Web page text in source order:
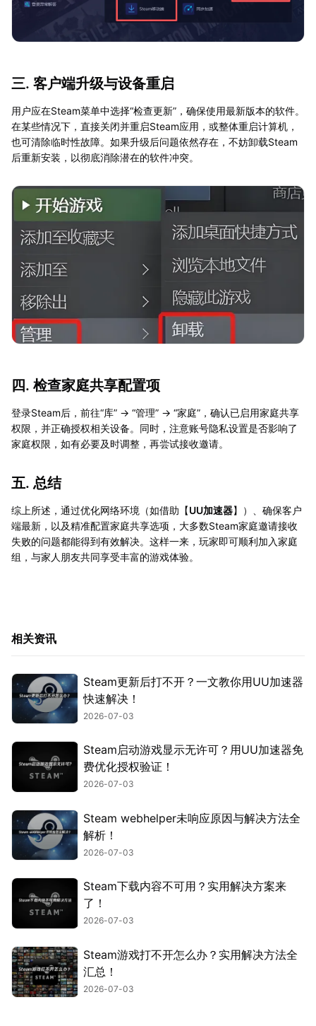
三. 客户端升级与设备重启
用户应在Steam菜单中选择“检查更新”，确保使用最新版本的软件。
在某些情况下，直接关闭并重启Steam应用，或整体重启计算机，
也可清除临时性故障。如果升级后问题依然存在，不妨卸载Steam
后重新安装，以彻底消除潜在的软件冲突。
四. 检查家庭共享配置项
登录Steam后，前往“库” → “管理” → “家庭”，确认已启用家庭共享
权限，并正确授权相关设备。同时，注意账号隐私设置是否影响了
家庭权限，如有必要及时调整，再尝试接收邀请。
五. 总结
综上所述，通过优化网络环境（如借助【UU加速器】）、确保客户
端最新，以及精准配置家庭共享选项，大多数Steam家庭邀请接收
失败的问题都能得到有效解决。这样一来，玩家即可顺利加入家庭
组，与家人朋友共同享受丰富的游戏体验。
相关资讯
Steam更新后打不开？一文教你用UU加速器
快速解决！
2026-07-03
Steam启动游戏显示无许可？用UU加速器免
费优化授权验证！
2026-07-03
Steam webhelper未响应原因与解决方法全
解析！
2026-07-03
Steam下载内容不可用？实用解决方案来
了！
2026-07-03
Steam游戏打不开怎么办？实用解决方法全
汇总！
2026-07-03